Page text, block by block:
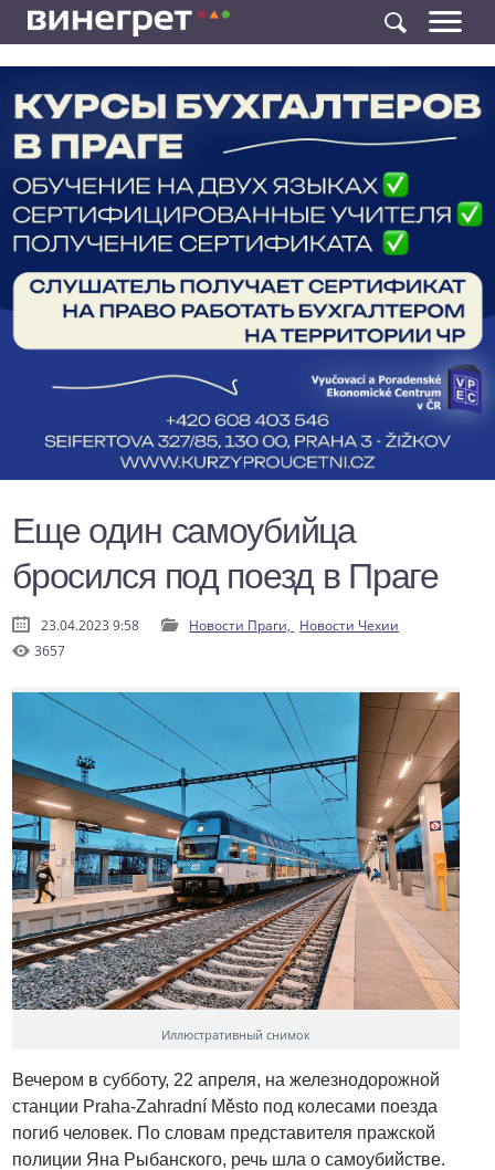
Еще один самоубийца
бросился под поезд в Праге
23.04.2023 9:58 Новости Праги, Новости Чехии
3657
Иллюстративный снимок
Вечером в субботу, 22 апреля, на железнодорожной
станции Praha-Zahradní Město под колесами поезда
погиб человек. По словам представителя пражской
полиции Яна Рыбанского, речь шла о самоубийстве.